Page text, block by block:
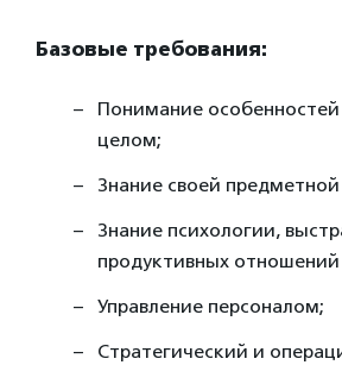
Базовые требования:
Понимание особенностей
целом;
Знание своей
Знание психологии,
продуктивных
Управление персоналом;
Стратегический и